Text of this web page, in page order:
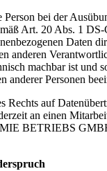
Person bei der
Art. 20 Abs. 1
Daten
anderen
machbar ist und
anderer Personen
Rechts auf
an einen
BETRIEBS